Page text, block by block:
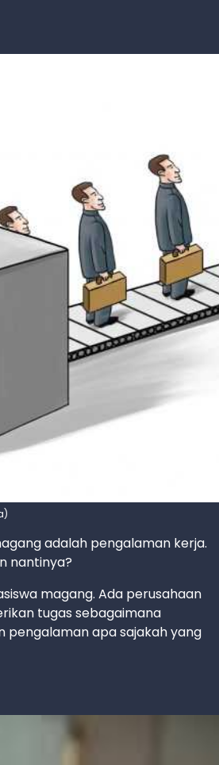
adalah pengalaman kerja.
nantinya?
magang. Ada perusahaan
tugas sebagaimana
pengalaman apa sajakah yang